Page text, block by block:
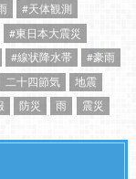
#天体観測
#東日本大震災
#線状降水帯
#豪雨
二十四節気
地震
防災 雨 震災